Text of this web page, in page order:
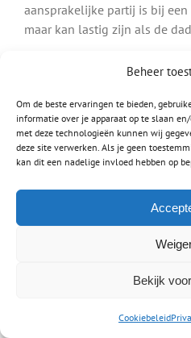
Beheer
Om de beste ervaringen te bieden,
informatie over je apparaat op te slaan
met deze technologieën kunnen wij
deze site verwerken. Als je geen
kan dit een nadelige invloed hebben op
Bekijk
Cookiebeleid
aansprakelijke partij is bij
maar kan lastig zijn als de
Ook letsel door een
Bent u gebeten door een
deze hond aansprakelijk.
Lees meer over:
Letsel na een hondenbeet
Letselschade medische fout
Waar mensen werken
verschilt van het stellen van
amputeren van een verkeerd